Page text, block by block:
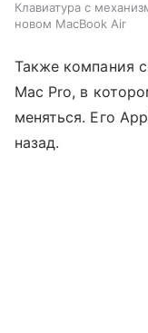
Клавиатура с
новом MacBook Air
Также компания
Mac Pro, в
меняться. Его
назад.